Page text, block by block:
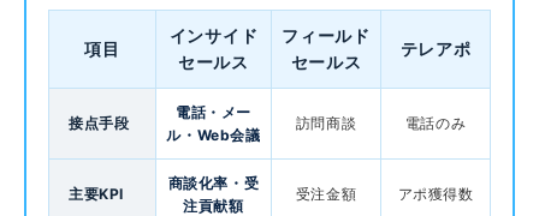
項目
インサイド
セールス
フィールド
セールス
テレアポ
接点手段
電話・メー
ル・Web会議
訪問商談 電話のみ
主要KPI
商談化率・受
注貢献額
受注金額 アポ獲得数